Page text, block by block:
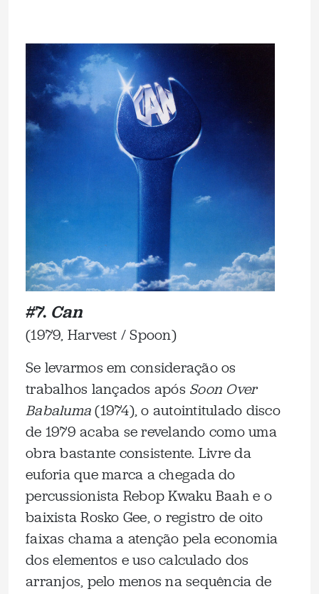
#7. Can
(1979, Harvest / Spoon)
Se levarmos em consideração os
trabalhos lançados após Soon Over
Babaluma(1974), o autointitulado disco
de 1979 acaba se revelando como uma
obra bastante consistente. Livre da
euforia que marca a chegada do
percussionista Rebop Kwaku Baah e o
baixista Rosko Gee, o registro de oito
faixas chama a atenção pela economia
dos elementos e uso calculado dos
arranjos, pelo menos na sequência de